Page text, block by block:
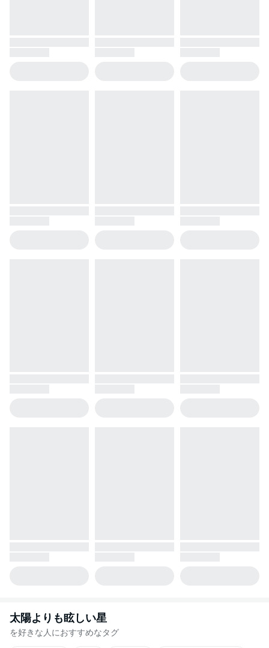
太陽よりも眩しい星
を好きな人におすすめなタグ